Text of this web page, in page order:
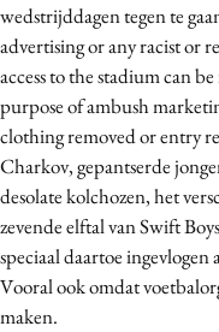
wedstrijddagen tegen te
advertising or any racist or
access to the stadium can
purpose of ambush
clothing removed or entry
Charkov, gepantserde
desolate kolchozen, het
zevende elftal van Swift
speciaal daartoe
Vooral ook omdat
maken.